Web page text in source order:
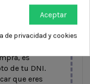
es
de tu DNI.
que eres
Aceptar
de privacidad y cookies